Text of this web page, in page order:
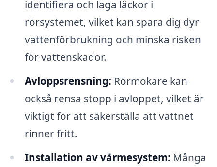
identifiera och laga läckor i
rörsystemet, vilket kan spara dig dyr
vattenförbrukning och minska risken
för vattenskador.
Avloppsrensning: Rörmokare kan
också rensa stopp i avloppet, vilket är
viktigt för att säkerställa att vattnet
rinner fritt.
Installation av värmesystem: Många